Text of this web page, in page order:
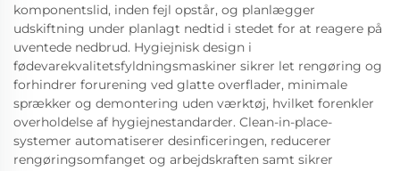
komponentslid, inden fejl opstår, og planlægger
udskiftning under planlagt nedtid i stedet for at reagere på
uventede nedbrud. Hygiejnisk design i
fødevarekvalitetsfyldningsmaskiner sikrer let rengøring og
forhindrer forurening ved glatte overflader, minimale
sprækker og demontering uden værktøj, hvilket forenkler
overholdelse af hygiejnestandarder. Clean-in-place-
systemer automatiserer desinficeringen, reducerer
rengøringsomfanget og arbejdskraften samt sikrer